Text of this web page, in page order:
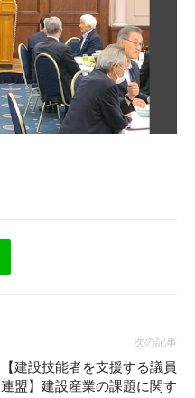
次の記事
【建設技能者を支援する議員
連盟】建設産業の課題に関す